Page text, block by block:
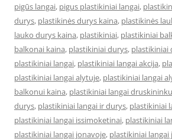
pigūs langai, pigus plastikiniai langai,
durys, plastikinės durys kaina, plastikinės
lauko durys kaina, plastikiniai, plastikiniai
balkonai kaina, plastikiniai durys, plastikiniai
plastikiniai langai, plastikiniai langai akcija,
plastikiniai langai alytuje, plastikiniai langai
balkonui kaina, plastikiniai langai
durys, plastikiniai langai ir durys, plastikiniai
plastikiniai langai issimoketinai, plastikiniai
plastikiniai langai jonavoje, plastikiniai langai